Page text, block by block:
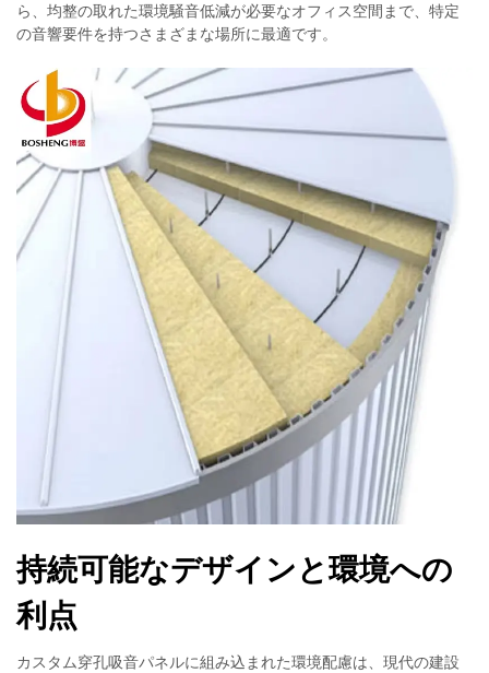
ら、均整の取れた環境騒音低減が必要なオフィス空間まで、特定
の音響要件を持つさまざまな場所に最適です。
持続可能なデザインと環境への
利点
カスタム穿孔吸音パネルに組み込まれた環境配慮は、現代の建設